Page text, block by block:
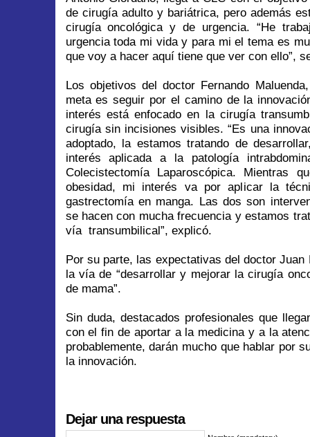
de cirugía adulto y bariátrica, pero además
cirugía oncológica y de urgencia. “He
urgencia toda mi vida y para mi el tema es
que voy a hacer aquí tiene que ver con ello”,
Los objetivos del doctor Fernando
meta es seguir por el camino de la
interés está enfocado en la cirugía
cirugía sin incisiones visibles. “Es una
adoptado, la estamos tratando de
interés aplicada a la patología
Colecistectomía Laparoscópica. Mientras
obesidad, mi interés va por aplicar la
gastrectomía en manga. Las dos son
se hacen con mucha frecuencia y estamos
vía transumbilical”, explicó.
Por su parte, las expectativas del doctor Juan
la vía de “desarrollar y mejorar la cirugía
de mama”.
Sin duda, destacados profesionales que
con el fin de aportar a la medicina y a la
probablemente, darán mucho que hablar por
la innovación.
Dejar una respuesta